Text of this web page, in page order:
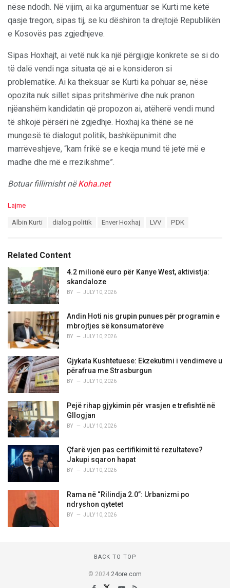
nëse ndodh. Në vijim, ai ka argumentuar se Kurti me këtë
qasje tregon, sipas tij, se ku dëshiron ta drejtojë Republikën
e Kosovës pas zgjedhjeve.
Sipas Hoxhajt, ai vetë nuk ka një përgjigje konkrete se si do
të dalë vendi nga situata që ai e konsideron si
problematike. Ai ka theksuar se Kurti ka pohuar se, nëse
opozita nuk sillet sipas pritshmërive dhe nuk pranon
njëanshëm kandidatin që propozon ai, atëherë vendi mund
të shkojë përsëri në zgjedhje. Hoxhaj ka thënë se në
mungesë të dialogut politik, bashkëpunimit dhe
marrëveshjeve, “kam frikë se e keqja mund të jetë më e
madhe dhe më e rrezikshme”.
Botuar fillimisht nëKoha.net
C
o
r
i
e
s
:
Lajme
:
Albin Kurti dialog politik Enver Hoxhaj LVV PDK
Related Content
4.2 milionë euro për Kanye West, aktivistja:
skandaloze
BY JULY 10, 2026
Andin Hoti nis grupin punues për programin e
mbrojtjes së konsumatorëve
BY JULY 10, 2026
Gjykata Kushtetuese: Ekzekutimi i vendimeve u
përafrua me Strasburgun
BY JULY 10, 2026
Pejë rihap gjykimin për vrasjen e trefishtë në
Gllogjan
BY JULY 10, 2026
Çfarë vjen pas certifikimit të rezultateve?
Jakupi sqaron hapat
BY JULY 10, 2026
Rama në “Rilindja 2.0”: Urbanizmi po
ndryshon qytetet
BY JULY 10, 2026
BACK TO TOP
© 2024 24ore.com